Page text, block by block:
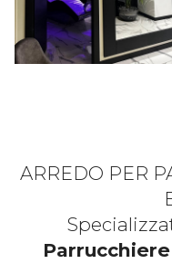
ARREDO PER
Parrucchiere